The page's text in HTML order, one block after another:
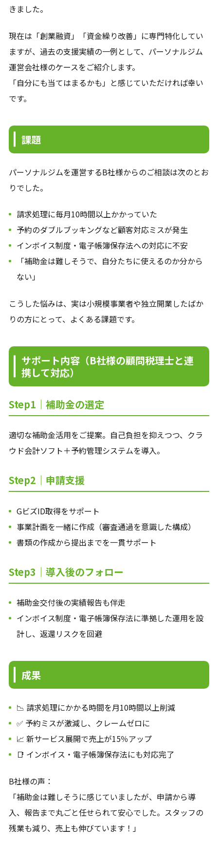
きました。
現在は「創業融資」「資金繰り改善」に専門特化してい
ますが、過去の支援実績の一例として、パーソナルジム
運営会社様のケースをご紹介します。
「自分にも当てはまるかも」と感じていただければ幸い
です。
課題
パーソナルジムを運営するB社様からのご相談は次のとお
りでした。
請求処理に毎月10時間以上かかっていた
予約のダブルブッキングなど顧客対応ミスが発生
インボイス制度・電子帳簿保存法への対応に不安
「補助金は難しそうで、自分たちに使えるのか分から
ない」
こうした悩みは、実は小規模事業者や独立開業したばか
りの方にとって、よくある課題です。
サポート内容（B社様の顧問税理士と連
携して対応）
Step1｜補助金の選定
適切な補助金活用をご提案。自己負担を抑えつつ、クラ
ウド会計ソフト＋予約管理システムを導入。
Step2｜申請支援
GビズID取得をサポート
事業計画を一緒に作成（審査通過を意識した構成）
書類の作成から提出までを一貫サポート
Step3｜導入後のフォロー
補助金交付後の実績報告も伴走
インボイス制度・電子帳簿保存法に準拠した運用を設
計し、返還リスクを回避
成果
📉 請求処理にかかる時間を月10時間以上削減
✅ 予約ミスが激減し、クレームゼロに
📈 新サービス展開で売上が15％アップ
📑 インボイス・電子帳簿保存法にも対応完了
B社様の声：
「補助金は難しそうに感じていましたが、申請から導
入、報告まで丸ごと任せられて安心でした。スタッフの
残業も減り、売上も伸びています！」